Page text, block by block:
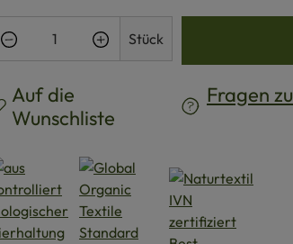
Produkt Anzahl: Gib den
Stück
Auf die
Wunschliste
Fragen